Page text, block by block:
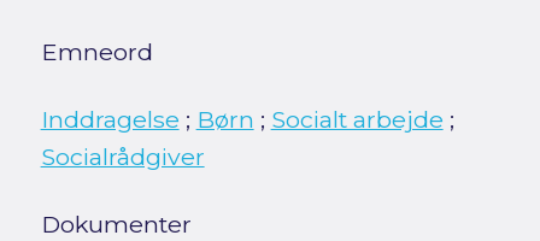
Emneord
Inddragelse ; Børn ; Socialt arbejde ;
Socialrådgiver
Dokumenter